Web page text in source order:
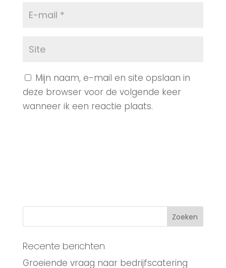
Mijn naam, e-mail en site opslaan in
deze browser voor de volgende keer
wanneer ik een reactie plaats.
Recente berichten
Groeiende vraag naar bedrijfscatering